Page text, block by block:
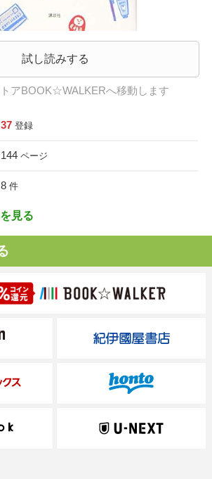
試し読みする
アBOOK☆WALKERへ移動します
37 登録
144 ページ
8 件
見る